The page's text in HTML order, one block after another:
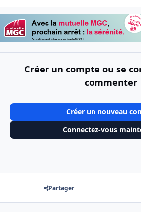
Créer un compte ou se
commenter
Créer un nouveau
Connectez-vous
Partager